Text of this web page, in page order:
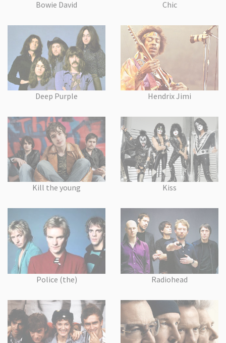
Bowie David Chic
Deep Purple Hendrix Jimi
Kill the young Kiss
Police (the) Radiohead